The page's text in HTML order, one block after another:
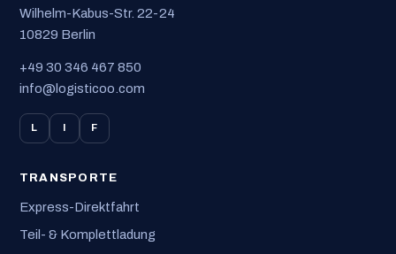
Wilhelm-Kabus-Str. 22-24
10829 Berlin
+49 30 346 467 850
info@logisticoo.com
L F
TRANSPORTE
Express-Direktfahrt
Teil- & Komplettladung